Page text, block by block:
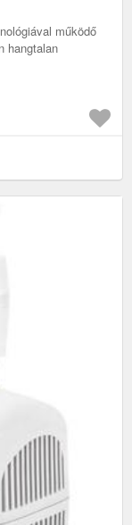
működő
hangtalan